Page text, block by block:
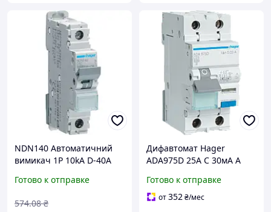
NDN140 Автоматичний
вимикач 1P 10kA D-40A
Готово к отправке
574.08 ₴
Дифавтомат Hager
ADA975D 25А C 30мА A
Готово к отправке
от352₴/мес